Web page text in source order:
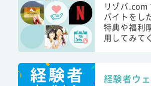
リゾバ.com
バイトをし
特典や福利
用してみて
経験者ウ